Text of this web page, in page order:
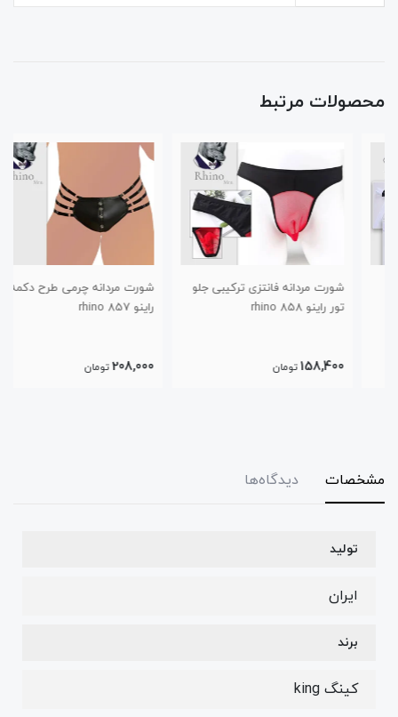
محصولات مرتبط
شورت مردانه فانتزی ترکیبی جلو
تور راینو 858 rhino
158,400 تومان
شورت مردانه چرمی طرح دکمه
208,000 تومان
مشخصات دیدگاه‌ها
تولید
ایران
برند
کینگ king